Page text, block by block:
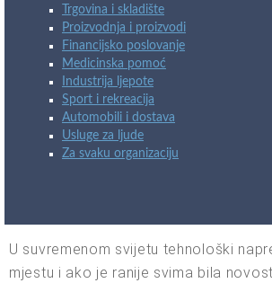
Trgovina i skladište
Proizvodnja i proizvodi
Financijsko poslovanje
Medicinska pomoć
Industrija ljepote
Sport i rekreacija
Automobili i dostava
Usluge za ljude
Za svaku organizaciju
U suvremenom svijetu tehnološki
mjestu i ako je ranije svima bila